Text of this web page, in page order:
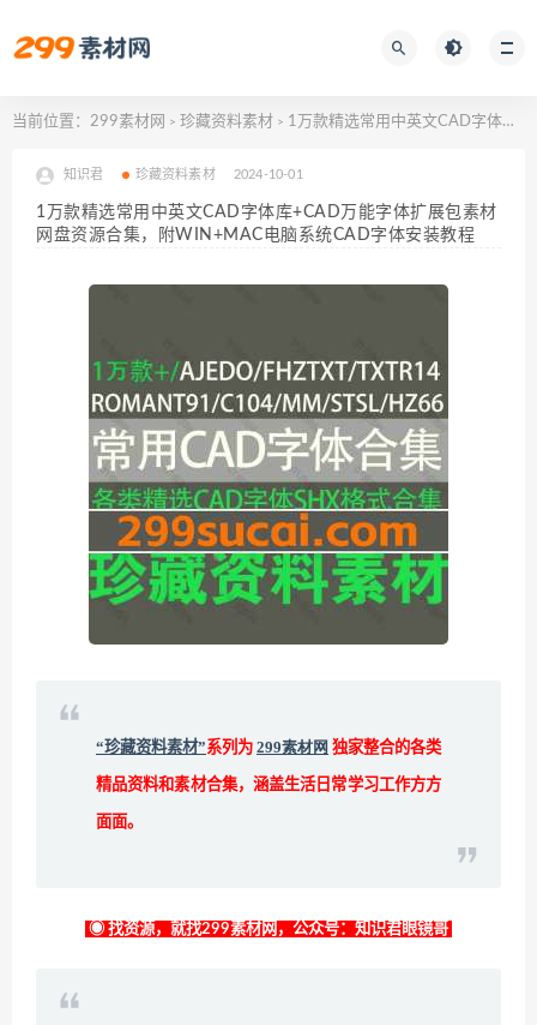
当前位置： 299素材网 > 珍藏资料素材 > 1万款精选常用中英文CAD字体库+CAD万能字体扩展包素材网盘资源合集，附WIN+MAC电脑系统CAD字体安装教程
知识君 珍藏资料素材 2024-10-01
1万款精选常用中英文CAD字体库+CAD万能字体扩展包素材
网盘资源合集，附WIN+MAC电脑系统CAD字体安装教程
“珍藏资料素材”系列为 299素材网 独家整合的各类
精品资料和素材合集，涵盖生活日常学习工作方方
面面。
◉ 找资源，就找299素材网，公众号：知识君眼镜哥